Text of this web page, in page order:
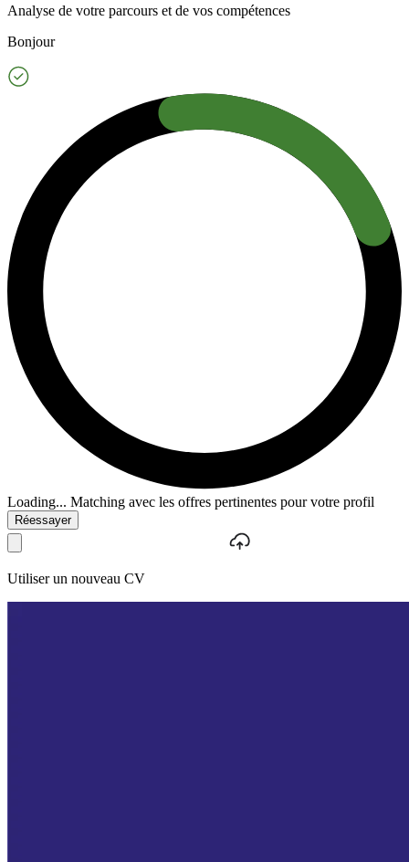
Analyse de votre parcours et de vos compétences
Bonjour
Loading... Matching avec les offres pertinentes pour votre profil
Réessayer
Utiliser un nouveau CV